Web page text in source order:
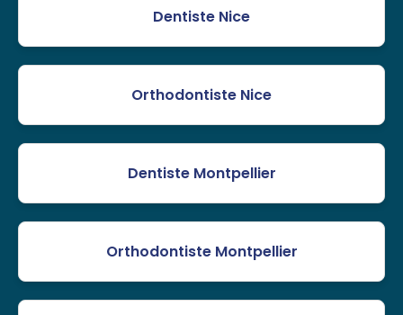
Dentiste Nice
Orthodontiste Nice
Dentiste Montpellier
Orthodontiste Montpellier